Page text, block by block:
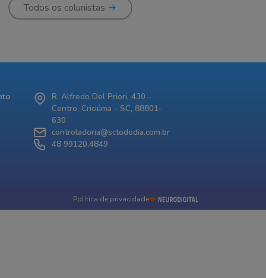
Todos os colunistas
R. Alfredo Del Priori, 430 -
Centro, Criciúma - SC, 88801-
630
controladoria@sctododia.com.br
48 99120.4849
Política de privacidade